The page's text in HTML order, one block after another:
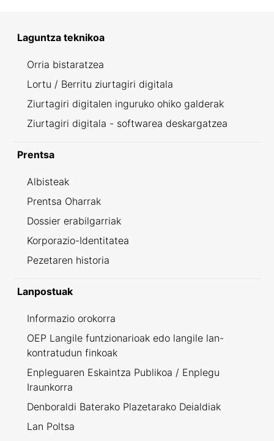
Laguntza teknikoa
Orria bistaratzea
Lortu / Berritu ziurtagiri digitala
Ziurtagiri digitalen inguruko ohiko galderak
Ziurtagiri digitala - softwarea deskargatzea
Prentsa
Albisteak
Prentsa Oharrak
Dossier erabilgarriak
Korporazio-Identitatea
Pezetaren historia
Lanpostuak
Informazio orokorra
OEP Langile funtzionarioak edo langile lan-
kontratudun finkoak
Enpleguaren Eskaintza Publikoa / Enplegu
Iraunkorra
Denboraldi Baterako Plazetarako Deialdiak
Lan Poltsa